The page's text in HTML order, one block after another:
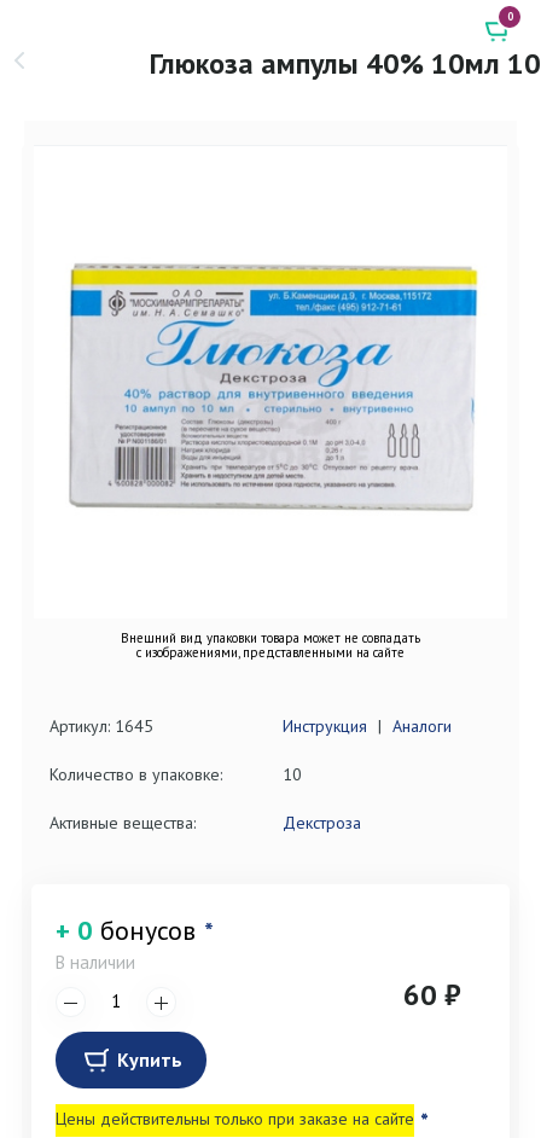
Глюкоза ампулы 40% 10мл 10
0
Внешний вид упаковки товара может не совпадать
с изображениями, представленными на сайте
Артикул: 1645 Инструкция | Аналоги
Количество в упаковке: 10
Активные вещества: Декстроза
+ 0 бонусов *
В наличии
60 ₽
Купить
Цены действительны только при заказе на сайте *